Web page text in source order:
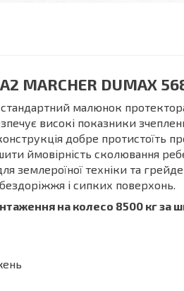
MARCHER DUMAX
малюнок
високі показники
добре протистоїть
ймовірність сколювання
землероїної техніки та
і сипких поверхонь.
на колесо 8500 кг за